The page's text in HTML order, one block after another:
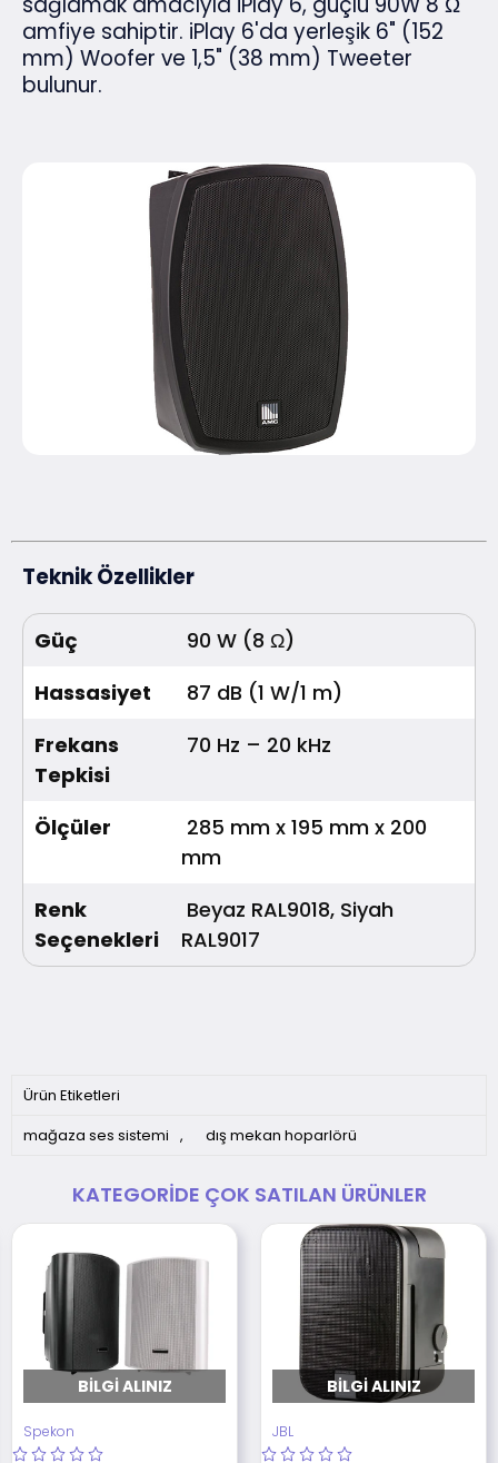
amfiye sahiptir. iPlay 6'da yerleşik 6" (152
mm) Woofer ve 1,5" (38 mm) Tweeter
bulunur.
Teknik Özellikler
Güç
90 W (8 Ω)
Hassasiyet
87 dB (1 W/1 m)
Frekans
Tepkisi
70 Hz – 20 kHz
Ölçüler
285 mm x 195 mm x 200
mm
Renk
Seçenekleri
Beyaz RAL9018, Siyah
RAL9017
Ürün Etiketleri
mağaza ses sistemi , dış mekan hoparlörü
KATEGORIDE ÇOK SATILAN ÜRÜNLER
BILGI ALINIZ
Spekon
BILGI ALINIZ
JBL